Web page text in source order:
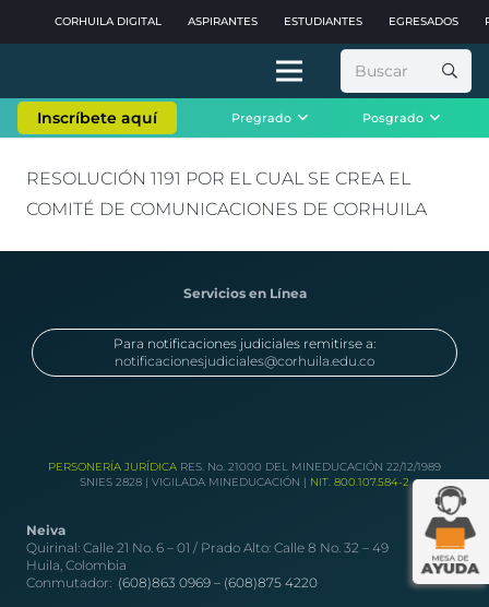
CORHUILA DIGITAL ASPIRANTES ESTUDIANTES EGRESADOS
Buscar:
Inscríbete aquí Pregrado Posgrado
RESOLUCIÓN 1191 POR EL CUAL SE CREA EL
COMITÉ DE COMUNICACIONES DE CORHUILA
Servicios en Línea
Para notificaciones judiciales remitirse a:
notificacionesjudiciales@corhuila.edu.co
PERSONERÍA JURÍDICA RES. No. 21000 DEL MINEDUCACIÓN 22/12/1989
SNIES 2828 | VIGILADA MINEDUCACIÓN | NIT. 800.107.584-2
Neiva
Quirinal: Calle 21 No. 6 – 01 / Prado Alto: Calle 8 No. 32 – 49
Huila, Colombia
Conmutador: (608)863 0969 – (608)875 4220